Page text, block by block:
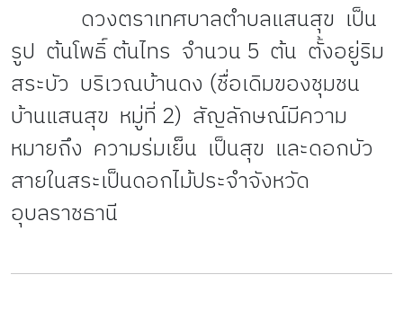
ดวงตราเทศบาลตำบลแสนสุข เป็น
รูป ต้นโพธิ์ ต้นไทร จำนวน 5 ต้น ตั้งอยู่ริม
สระบัว บริเวณบ้านดง (ชื่อเดิมของชุมชน
บ้านแสนสุข หมู่ที่ 2) สัญลักษณ์มีความ
หมายถึง ความร่มเย็น เป็นสุข และดอกบัว
สายในสระเป็นดอกไม้ประจำจังหวัด
อุบลราชธานี